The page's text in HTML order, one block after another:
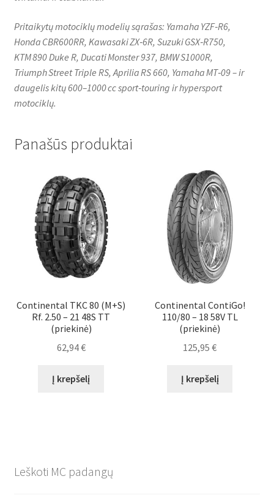
Pritaikytų motociklų modelių sąrašas: Yamaha YZF‑R6,
Honda CBR600RR, Kawasaki ZX‑6R, Suzuki GSX‑R750,
KTM 890 Duke R, Ducati Monster 937, BMW S1000R,
Triumph Street Triple RS, Aprilia RS 660, Yamaha MT‑09 – ir
daugelis kitų 600–1000 cc sport‑touring ir hypersport
motociklų.
Panašūs produktai
Continental TKC 80 (M+S)
Rf. 2.50 – 21 48S TT
(priekinė)
62,94€
Į krepšelį
Continental ContiGo!
110/80 – 18 58V TL
(priekinė)
125,95€
Į krepšelį
Leškoti MC padangų